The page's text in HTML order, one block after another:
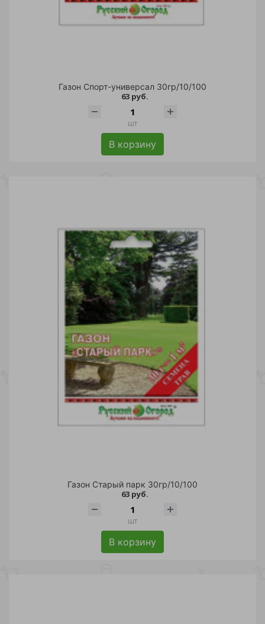
Газон Спорт-универсал 30гр/10/100
63 руб.
шт
В корзину
Газон Старый парк 30гр/10/100
63 руб.
шт
В корзину